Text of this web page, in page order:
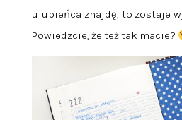
ulubieńca znajdę, to zostaje
Powiedzcie, że też tak macie?